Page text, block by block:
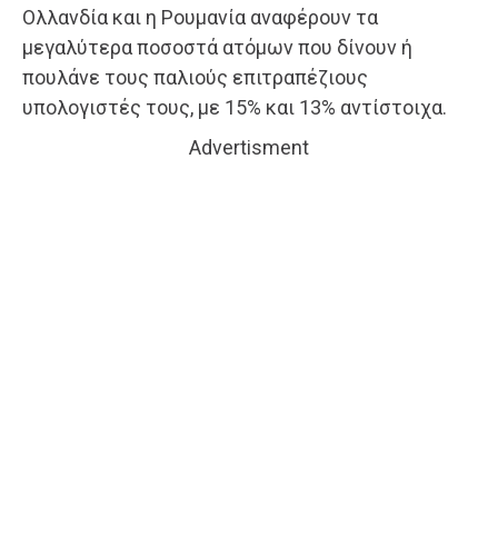
Ολλανδία και η Ρουμανία αναφέρουν τα
μεγαλύτερα ποσοστά ατόμων που δίνουν ή
πουλάνε τους παλιούς επιτραπέζιους
υπολογιστές τους, με 15% και 13% αντίστοιχα.
Advertisment